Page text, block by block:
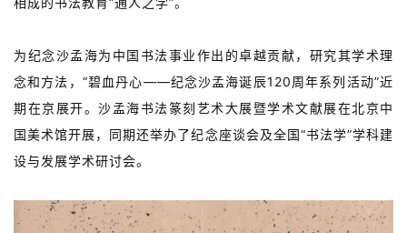
为纪念沙孟海为中国书法事业作出的卓越贡献，研究其学术理
念和方法，“碧血丹心——纪念沙孟海诞辰120周年系列活动”近
期在京展开。沙孟海书法篆刻艺术大展暨学术文献展在北京中
国美术馆开展，同期还举办了纪念座谈会及全国“书法学”学科建
设与发展学术研讨会。